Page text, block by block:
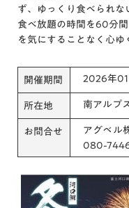
ず、ゆっくり食べられな
食べ放題の時間を60分
を気にすることなく心
開催期間 2026年01
所在地 南アルプ
お問合せ
アグベル
080-